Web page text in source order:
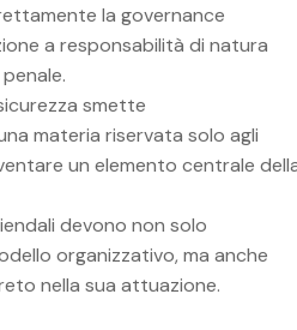
la governance
a responsabilità di natura
smette
materia riservata solo agli
un elemento centrale
devono non solo
organizzativo, ma anche
nella sua attuazione.